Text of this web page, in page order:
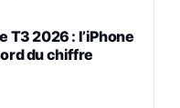
T3 2026 : l’iPhone
du chiffre